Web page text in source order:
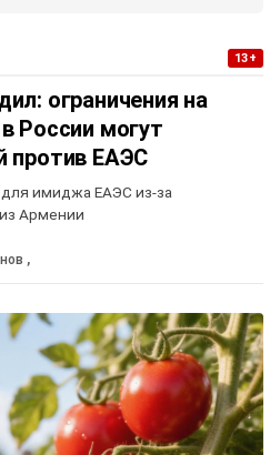
13+
ограничения на
России могут
против ЕАЭС
имиджа ЕАЭС из-за
Армении
,